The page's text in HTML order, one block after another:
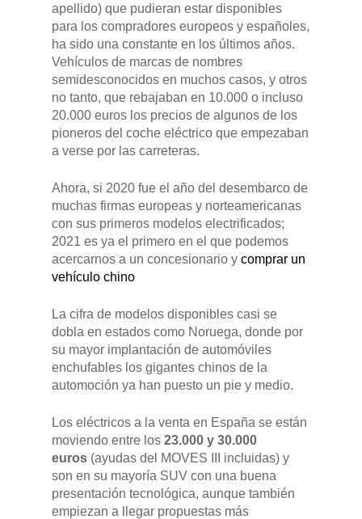
apellido) que pudieran estar disponibles
para los compradores europeos y españoles,
ha sido una constante en los últimos años.
Vehículos de marcas de nombres
semidesconocidos en muchos casos, y otros
no tanto, que rebajaban en 10.000 o incluso
20.000 euros los precios de algunos de los
pioneros del coche eléctrico que empezaban
a verse por las carreteras.
Ahora, si 2020 fue el año del desembarco de
muchas firmas europeas y norteamericanas
con sus primeros modelos electrificados;
2021 es ya el primero en el que podemos
acercarnos a un concesionario y comprar un
vehículo chino
La cifra de modelos disponibles casi se
dobla en estados como Noruega, donde por
su mayor implantación de automóviles
enchufables los gigantes chinos de la
automoción ya han puesto un pie y medio.
Los eléctricos a la venta en España se están
moviendo entre los 23.000 y 30.000
euros (ayudas del MOVES III incluidas) y
son en su mayoría SUV con una buena
presentación tecnológica, aunque también
empiezan a llegar propuestas más